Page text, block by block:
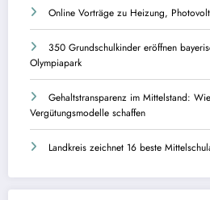
Online Vorträge zu Heizung,
350 Grundschulkinder eröffnen
Olympiapark
Gehaltstransparenz im Mittelstand:
Vergütungsmodelle schaffen
Landkreis zeichnet 16 beste